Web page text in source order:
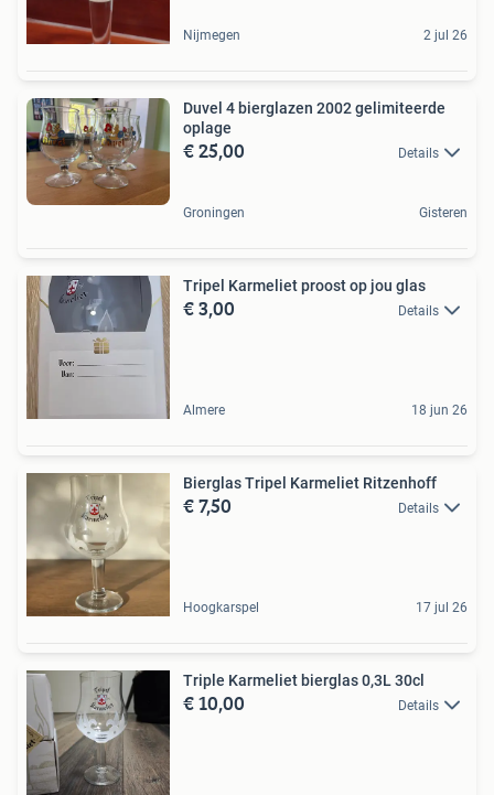
Nijmegen 2 jul 26
Duvel 4 bierglazen 2002 gelimiteerde
oplage
€ 25,00 Details
Groningen Gisteren
Tripel Karmeliet proost op jou glas
€ 3,00 Details
Almere 18 jun 26
Bierglas Tripel Karmeliet Ritzenhoff
€ 7,50 Details
Hoogkarspel 17 jul 26
Triple Karmeliet bierglas 0,3L 30cl
€ 10,00 Details